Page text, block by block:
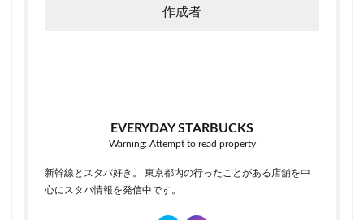
作成者
EVERYDAY STARBUCKS
Warning: Attempt to read property
新幹線とスタバ好き。 東京都内の行ったことがある店舗を中
心にスタバ情報を発信中です。